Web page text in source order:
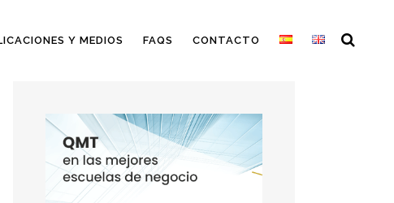
Y MEDIOS FAQS CONTACTO